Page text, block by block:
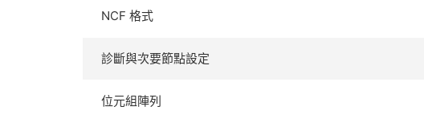
NCF 格式
診斷與次要節點設定
位元組陣列